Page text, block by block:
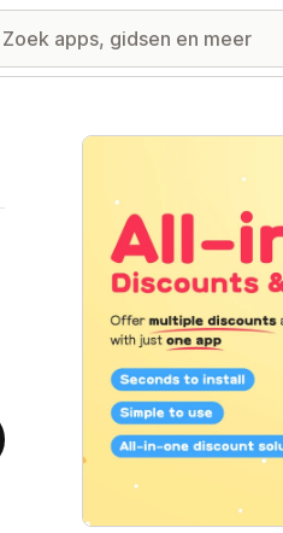
Galerij met uitgelichte